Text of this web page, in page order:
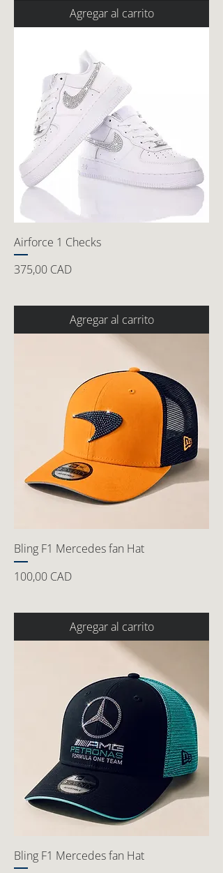
Agregar al carrito
Airforce 1 Checks
Precio
375,00 CAD
Agregar al carrito
Bling F1 Mercedes fan Hat
Precio
100,00 CAD
Agregar al carrito
Bling F1 Mercedes fan Hat